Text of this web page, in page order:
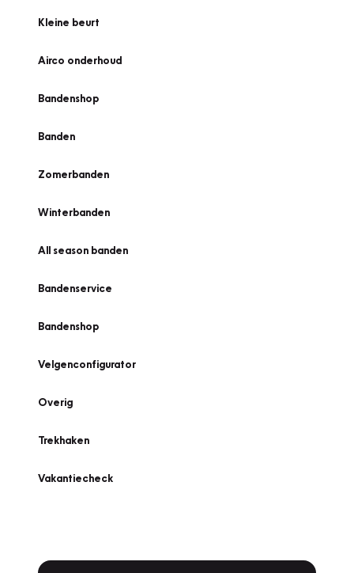
Kleine beurt
Airco onderhoud
Bandenshop
Banden
Zomerbanden
Winterbanden
All season banden
Bandenservice
Bandenshop
Velgenconfigurator
Overig
Trekhaken
Vakantiecheck